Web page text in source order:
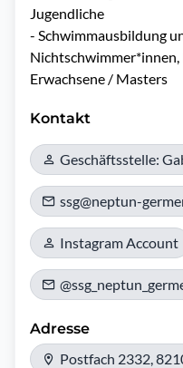
Jugendliche
- Schwimmausbildung
Erwachsene / Masters
Kontakt
Geschäftsstelle:
ssg@neptun-
Instagram Account
Adresse
Postfach 2332,